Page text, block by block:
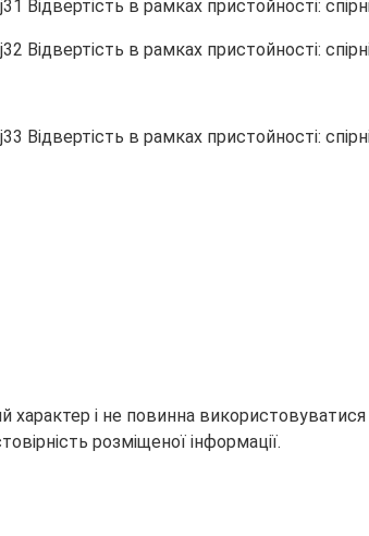
і не повинна
розміщеної інформації.